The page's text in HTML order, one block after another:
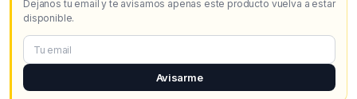
Dejanos tu email y te avisamos apenas este producto vuelva a estar
disponible.
Avisarme